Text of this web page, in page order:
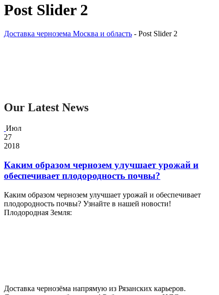
Post Slider 2
Доставка чернозема Москва и область - Post Slider 2
Our Latest News
Июл
27
2018
Каким образом чернозем улучшает урожай и
обеспечивает плодородность почвы?
Каким образом чернозем улучшает урожай и обеспечивает
плодородность почвы? Узнайте в нашей новости!
Плодородная Земля:
Доставка чернозёма напрямую из Рязанских карьеров.